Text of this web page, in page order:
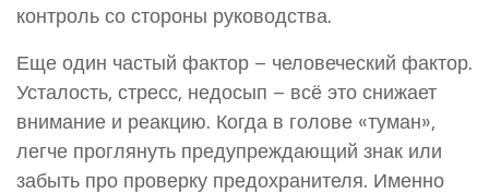
контроль со стороны руководства.
Еще один частый фактор – человеческий фактор.
Усталость, стресс, недосып – всё это снижает
внимание и реакцию. Когда в голове «туман»,
легче проглянуть предупреждающий знак или
забыть про проверку предохранителя. Именно